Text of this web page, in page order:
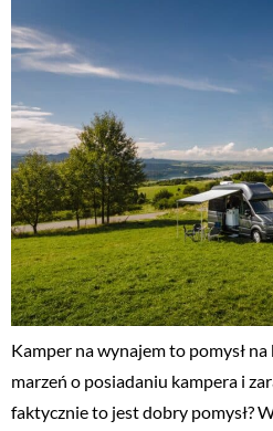
Kamper na wynajem to pomysł na
marzeń o posiadaniu kampera i
faktycznie to jest dobry pomysł?